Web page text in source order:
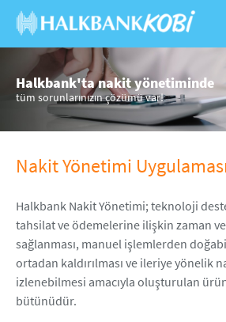
Halkbank'ta nakit yönetiminde
tüm sorunlarınızın çözümü var!
Nakit Yönetimi Uygulaması
Halkbank Nakit Yönetimi; teknoloji
tahsilat ve ödemelerine ilişkin zaman
sağlanması, manuel işlemlerden
ortadan kaldırılması ve ileriye yönelik
izlenebilmesi amacıyla oluşturulan
bütünüdür.